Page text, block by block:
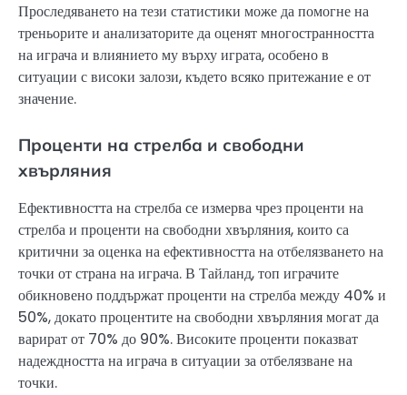
Проследяването на тези статистики може да помогне на
треньорите и анализаторите да оценят многостранността
на играча и влиянието му върху играта, особено в
ситуации с високи залози, където всяко притежание е от
значение.
Проценти на стрелба и свободни
хвърляния
Ефективността на стрелба се измерва чрез проценти на
стрелба и проценти на свободни хвърляния, които са
критични за оценка на ефективността на отбелязването на
точки от страна на играча. В Тайланд, топ играчите
обикновено поддържат проценти на стрелба между 40% и
50%, докато процентите на свободни хвърляния могат да
варират от 70% до 90%. Високите проценти показват
надеждността на играча в ситуации за отбелязване на
точки.